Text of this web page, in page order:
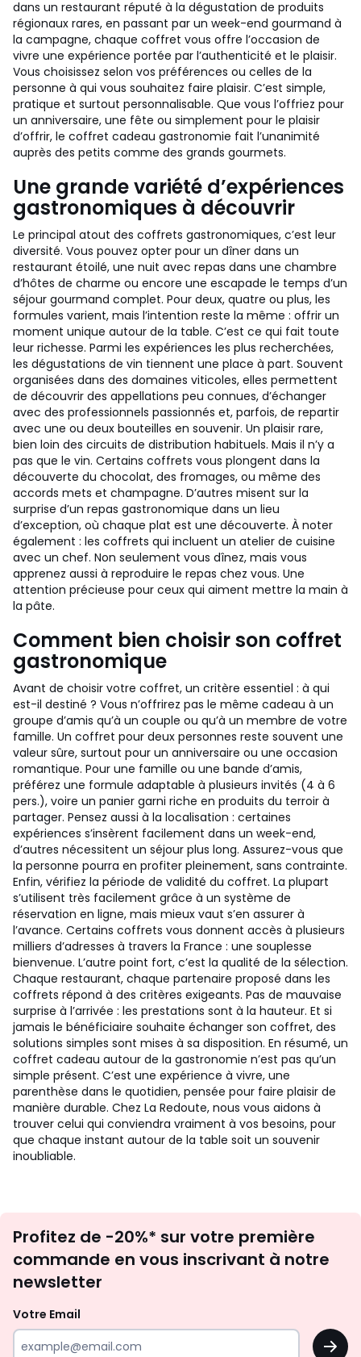
dans un restaurant réputé à la dégustation de produits
régionaux rares, en passant par un week-end gourmand à
la campagne, chaque coffret vous offre l’occasion de
vivre une expérience portée par l’authenticité et le plaisir.
Vous choisissez selon vos préférences ou celles de la
personne à qui vous souhaitez faire plaisir. C’est simple,
pratique et surtout personnalisable. Que vous l’offriez pour
un anniversaire, une fête ou simplement pour le plaisir
d’offrir, le coffret cadeau gastronomie fait l’unanimité
auprès des petits comme des grands gourmets.
Une grande variété d’expériences
gastronomiques à découvrir
Le principal atout des coffrets gastronomiques, c’est leur
diversité. Vous pouvez opter pour un dîner dans un
restaurant étoilé, une nuit avec repas dans une chambre
d’hôtes de charme ou encore une escapade le temps d’un
séjour gourmand complet. Pour deux, quatre ou plus, les
formules varient, mais l’intention reste la même : offrir un
moment unique autour de la table. C’est ce qui fait toute
leur richesse. Parmi les expériences les plus recherchées,
les dégustations de vin tiennent une place à part. Souvent
organisées dans des domaines viticoles, elles permettent
de découvrir des appellations peu connues, d’échanger
avec des professionnels passionnés et, parfois, de repartir
avec une ou deux bouteilles en souvenir. Un plaisir rare,
bien loin des circuits de distribution habituels. Mais il n’y a
pas que le vin. Certains coffrets vous plongent dans la
découverte du chocolat, des fromages, ou même des
accords mets et champagne. D’autres misent sur la
surprise d’un repas gastronomique dans un lieu
d’exception, où chaque plat est une découverte. À noter
également : les coffrets qui incluent un atelier de cuisine
avec un chef. Non seulement vous dînez, mais vous
apprenez aussi à reproduire le repas chez vous. Une
attention précieuse pour ceux qui aiment mettre la main à
la pâte.
Comment bien choisir son coffret
gastronomique
Avant de choisir votre coffret, un critère essentiel : à qui
est-il destiné ? Vous n’offrirez pas le même cadeau à un
groupe d’amis qu’à un couple ou qu’à un membre de votre
famille. Un coffret pour deux personnes reste souvent une
valeur sûre, surtout pour un anniversaire ou une occasion
romantique. Pour une famille ou une bande d’amis,
préférez une formule adaptable à plusieurs invités (4 à 6
pers.), voire un panier garni riche en produits du terroir à
partager. Pensez aussi à la localisation : certaines
expériences s’insèrent facilement dans un week-end,
d’autres nécessitent un séjour plus long. Assurez-vous que
la personne pourra en profiter pleinement, sans contrainte.
Enfin, vérifiez la période de validité du coffret. La plupart
s’utilisent très facilement grâce à un système de
réservation en ligne, mais mieux vaut s’en assurer à
l’avance. Certains coffrets vous donnent accès à plusieurs
milliers d’adresses à travers la France : une souplesse
bienvenue. L’autre point fort, c’est la qualité de la sélection.
Chaque restaurant, chaque partenaire proposé dans les
coffrets répond à des critères exigeants. Pas de mauvaise
surprise à l’arrivée : les prestations sont à la hauteur. Et si
jamais le bénéficiaire souhaite échanger son coffret, des
solutions simples sont mises à sa disposition. En résumé, un
coffret cadeau autour de la gastronomie n’est pas qu’un
simple présent. C’est une expérience à vivre, une
parenthèse dans le quotidien, pensée pour faire plaisir de
manière durable. Chez La Redoute, nous vous aidons à
trouver celui qui conviendra vraiment à vos besoins, pour
que chaque instant autour de la table soit un souvenir
inoubliable.
newsletter
Profitez de -20%* sur votre première
commande en vous inscrivant à notre
newsletter
Votre Email
OK